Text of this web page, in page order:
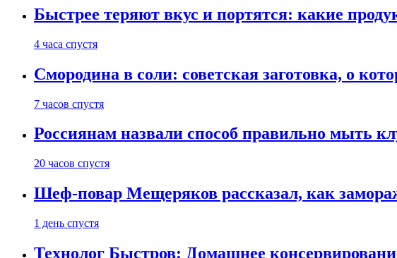
Быстрее теряют вкус и портятся: какие
4 часа спустя
Смородина в соли: советская заготовка, о
7 часов спустя
Россиянам назвали способ правильно мыть
20 часов спустя
Шеф-повар Мещеряков рассказал, как
1 день спустя
Технолог Быстров: Домашнее